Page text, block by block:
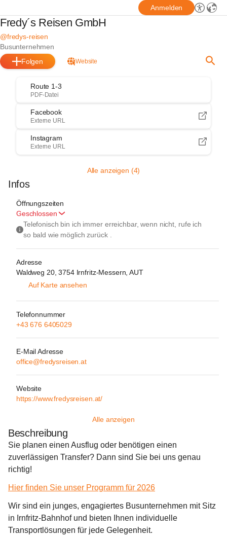
Anmelden
Fredy´s Reisen GmbH
@fredys-reisen
Busunternehmen
Folgen
Website
Route 1-3
PDF-Datei
Facebook
Externe URL
Instagram
Externe URL
Alle anzeigen (4)
Infos
Öffnungszeiten
Geschlossen
Telefonisch bin ich immer erreichbar, wenn nicht, rufe ich
so bald wie möglich zurück .
Adresse
Waldweg 20, 3754 Irnfritz-Messern, AUT
Auf Karte ansehen
Telefonnummer
+43 676 6405029
E-Mail Adresse
office@fredysreisen.at
Website
https://www.fredysreisen.at/
Alle anzeigen
Beschreibung
Sie planen einen Ausflug oder benötigen einen
zuverlässigen Transfer? Dann sind Sie bei uns genau
richtig!
Hier finden Sie unser Programm für 2026
Wir sind ein junges, engagiertes Busunternehmen mit Sitz
in Irnfritz-Bahnhof und bieten Ihnen individuelle
Transportlösungen für jede Gelegenheit.